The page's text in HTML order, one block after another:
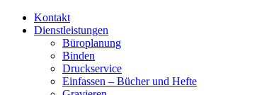
Kontakt
Dienstleistungen
Büroplanung
Binden
Druckservice
Einfassen – Bücher und Hefte